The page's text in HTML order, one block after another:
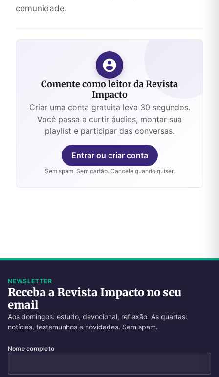
comunidade.
Comente como leitor da Revista
Impacto
Criar uma conta gratuita leva 30 segundos.
Você passa a curtir áudios, montar sua
playlist e participar das conversas.
Entrar ou criar conta
Sem spam. Sem cartão. Cancele quando quiser.
NEWSLETTER
Receba a Revista Impacto no seu
email
Aos domingos: estudo, devocional, reflexão. Às quartas:
notícias, testemunhos e novidades. Sem spam.
Nome completo